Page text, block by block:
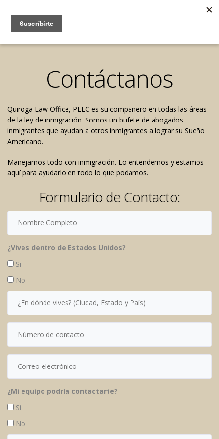
Contáctanos
Quiroga Law Office, PLLC es su compañero en todas las áreas
de la ley de inmigración. Somos un bufete de abogados
inmigrantes que ayudan a otros inmigrantes a lograr su Sueño
Americano.
Manejamos todo con inmigración. Lo entendemos y estamos
aquí para ayudarlo en todo lo que podamos.
Formulario de Contacto:
¿Vives dentro de Estados Unidos?
Si
No
¿Mi equipo podría contactarte?
Si
No